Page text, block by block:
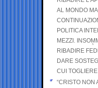
AL MONDO
POLITICA
MEZZI.
RIBADIRE
DARE
CUI TOGLIERE
“CRISTO NON